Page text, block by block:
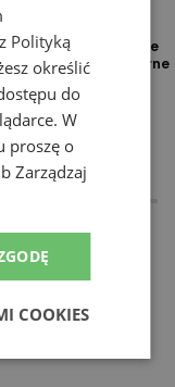
The North Face
0A8DRSKS71 - czarne
Polityką
określić
do
W
proszę o
Zarządzaj
COOKIES